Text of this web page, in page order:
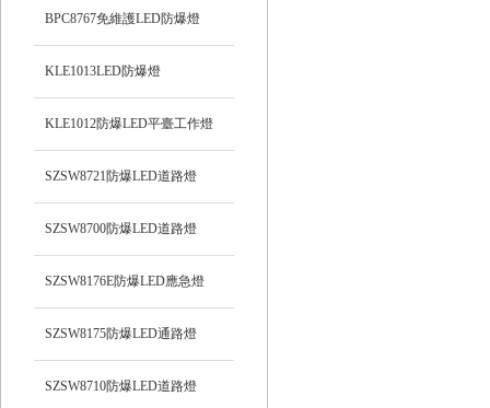
BPC8767免維護LED防爆燈
KLE1013LED防爆燈
KLE1012防爆LED平臺工作燈
SZSW8721防爆LED道路燈
SZSW8700防爆LED道路燈
SZSW8176E防爆LED應急燈
SZSW8175防爆LED通路燈
SZSW8710防爆LED道路燈